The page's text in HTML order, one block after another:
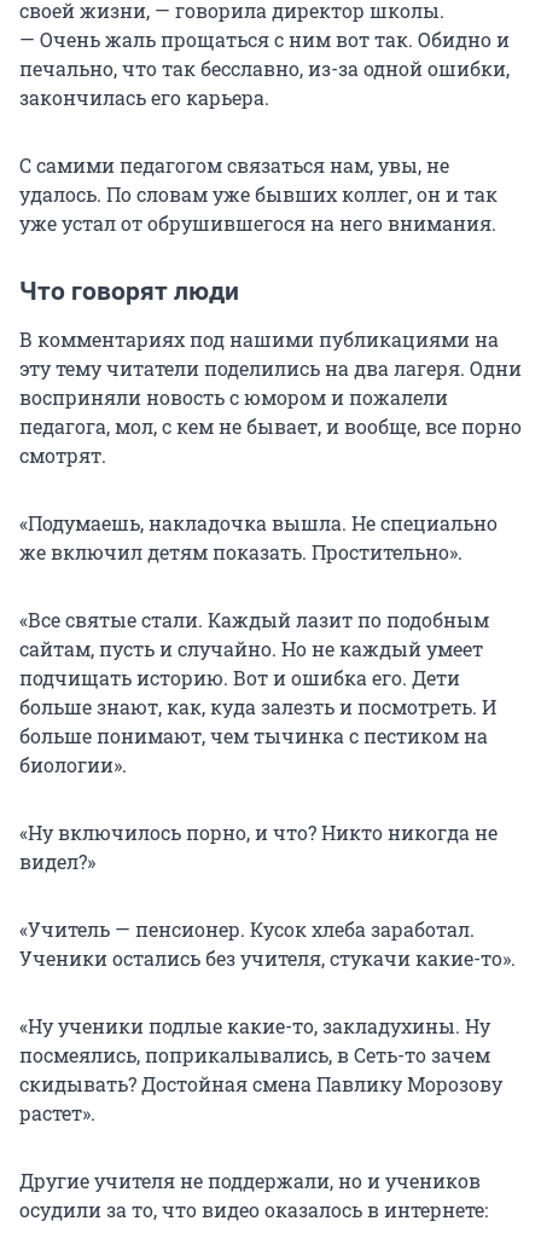
своей жизни, — говорила директор школы.
— Очень жаль прощаться с ним вот так. Обидно и
печально, что так бесславно, из-за одной ошибки,
закончилась его карьера.
С самими педагогом связаться нам, увы, не
удалось. По словам уже бывших коллег, он и так
уже устал от обрушившегося на него внимания.
Что говорят люди
В комментариях под нашими публикациями на
эту тему читатели поделились на два лагеря. Одни
восприняли новость с юмором и пожалели
педагога, мол, с кем не бывает, и вообще, все порно
смотрят.
«Подумаешь, накладочка вышла. Не специально
же включил детям показать. Простительно».
«Все святые стали. Каждый лазит по подобным
сайтам, пусть и случайно. Но не каждый умеет
подчищать историю. Вот и ошибка его. Дети
больше знают, как, куда залезть и посмотреть. И
больше понимают, чем тычинка с пестиком на
биологии».
«Ну включилось порно, и что? Никто никогда не
видел?»
«Учитель — пенсионер. Кусок хлеба заработал.
Ученики остались без учителя, стукачи какие-то».
«Ну ученики подлые какие-то, закладухины. Ну
посмеялись, поприкалывались, в Сеть-то зачем
скидывать? Достойная смена Павлику Морозову
растет».
Другие учителя не поддержали, но и учеников
осудили за то, что видео оказалось в интернете: